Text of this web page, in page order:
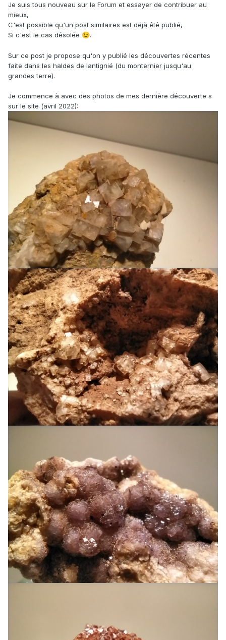
Je suis tous nouveau sur le Forum et essayer de contribuer au
mieux,
C'est possible qu'un post similaires est déjà été publié,
Si c'est le cas désolée 😉.
Sur ce post je propose qu'on y publié les découvertes récentes
faite dans les haldes de lantignié (du monternier jusqu'au
grandes terre).
Je commence à avec des photos de mes dernière découverte s
sur le site (avril 2022):